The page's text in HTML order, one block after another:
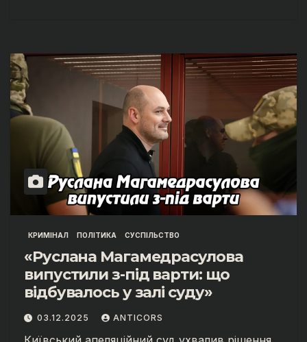
КРИМІНАЛ ПОЛІТИКА СУСПІЛЬСТВО
«Руслана Магамедрасулова
випустили з-під варти: що
відбувалось у залі суду»
03.12.2025 ANTICORS